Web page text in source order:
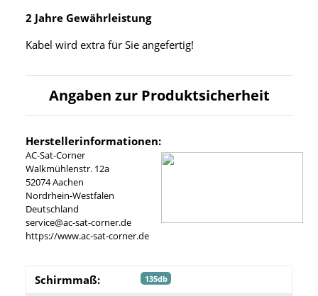
2 Jahre Gewährleistung
Kabel wird extra für Sie angefertig!
Angaben zur Produktsicherheit
Herstellerinformationen:
AC-Sat-Corner
Walkmühlenstr. 12a
52074 Aachen
Nordrhein-Westfalen
Deutschland
service@ac-sat-corner.de
https://www.ac-sat-corner.de
Schirmmaß: 135db